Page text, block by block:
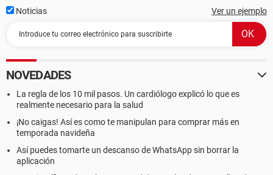
Noticias Ver un ejemplo
NOVEDADES
La regla de los 10 mil pasos. Un cardiólogo explicó lo que es
realmente necesario para la salud
¡No caigas! Así es como te manipulan para comprar más en
temporada navideña
Así puedes tomarte un descanso de WhatsApp sin borrar la
aplicación